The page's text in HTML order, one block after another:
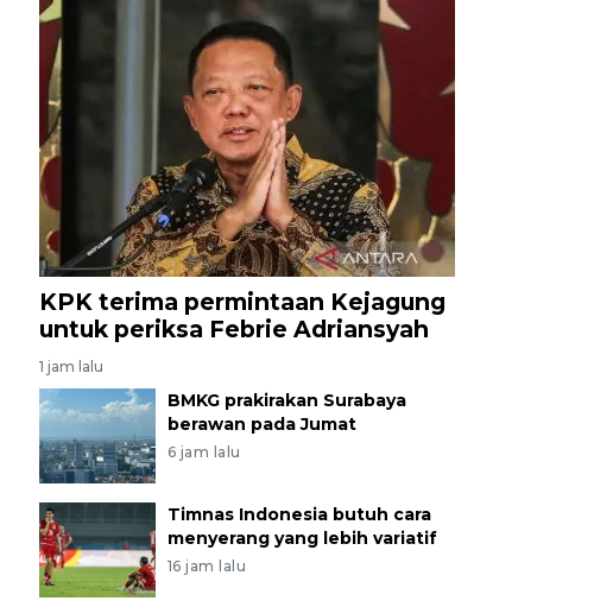
KPK terima permintaan Kejagung
untuk periksa Febrie Adriansyah
1 jam lalu
BMKG prakirakan Surabaya
berawan pada Jumat
6 jam lalu
Timnas Indonesia butuh cara
menyerang yang lebih variatif
16 jam lalu